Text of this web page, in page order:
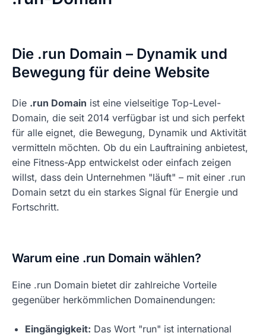
Die .run Domain – Dynamik und
Bewegung für deine Website
Die .run Domain ist eine vielseitige Top-Level-
Domain, die seit 2014 verfügbar ist und sich perfekt
für alle eignet, die Bewegung, Dynamik und Aktivität
vermitteln möchten. Ob du ein Lauftraining anbietest,
eine Fitness-App entwickelst oder einfach zeigen
willst, dass dein Unternehmen "läuft" – mit einer .run
Domain setzt du ein starkes Signal für Energie und
Fortschritt.
Warum eine .run Domain wählen?
Eine .run Domain bietet dir zahlreiche Vorteile
gegenüber herkömmlichen Domainendungen:
Eingängigkeit: Das Wort "run" ist international